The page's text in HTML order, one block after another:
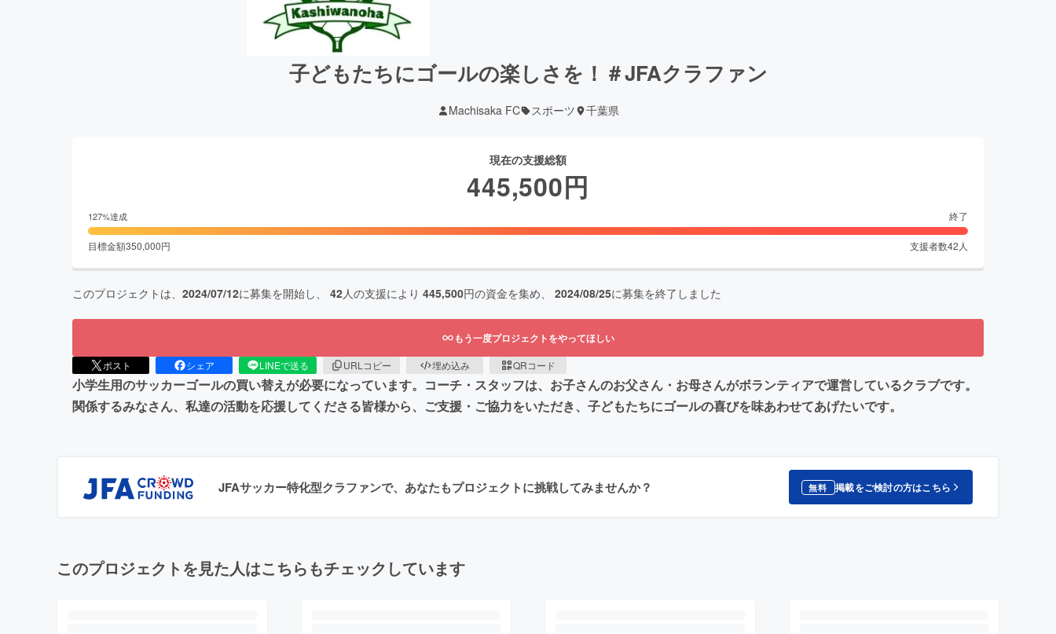
子どもたちにゴールの楽しさを！＃JFAクラファン
Machisaka FC スポーツ 千葉県
現在の支援総額
445,500円
127%達成 終了
目標金額350,000円 支援者数42 人
このプロジェクトは、 2024/07/12に募集を開始し、 42人の支援により 445,500円の資金を集め、 2024/08/25に募集を終了しました
もう一度プロジェクトをやってほしい
ポスト シェア LINEで送る URLコピー 埋め込み QRコード
小学生用のサッカーゴールの買い替えが必要になっています。コーチ・スタッフは、お子さんのお父さん・お母さんがボランティアで運営しているクラブです。
関係するみなさん、私達の活動を応援してくださる皆様から、ご支援・ご協力をいただき、子どもたちにゴールの喜びを味あわせてあげたいです。
JFAサッカー特化型クラファンで、あなたもプロジェクトに挑戦してみませんか？ 無料 掲載をご検討の方はこちら
このプロジェクトを見た人はこちらもチェックしています